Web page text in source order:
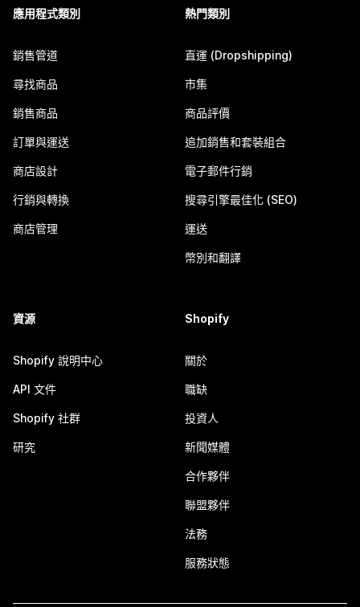
應用程式類別
銷售管道
尋找商品
銷售商品
訂單與運送
商店設計
行銷與轉換
商店管理
熱門類別
直運 (Dropshipping)
市集
商品評價
追加銷售和套裝組合
電子郵件行銷
搜尋引擎最佳化 (SEO)
運送
幣別和翻譯
資源
Shopify 說明中心
API 文件
Shopify 社群
研究
Shopify
關於
職缺
投資人
新聞媒體
合作夥伴
聯盟夥伴
法務
服務狀態